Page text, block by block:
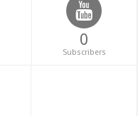
0
Subscribers